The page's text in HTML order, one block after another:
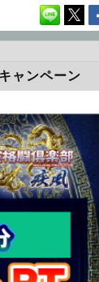
ャンペーン